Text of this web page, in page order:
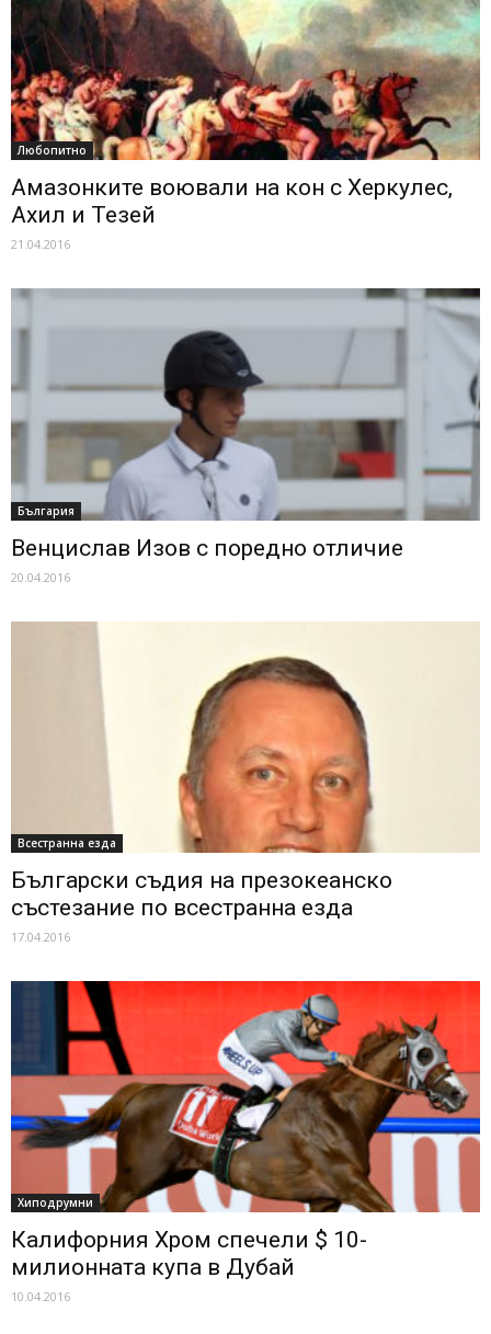
Любопитно
Амазонките воювали на кон с Херкулес,
Ахил и Тезей
21.04.2016
България
Венцислав Изов с поредно отличие
20.04.2016
Всестранна езда
Български съдия на презокеанско
състезание по всестранна езда
17.04.2016
Хиподрумни
Калифорния Хром спечели $ 10-
милионната купа в Дубай
10.04.2016